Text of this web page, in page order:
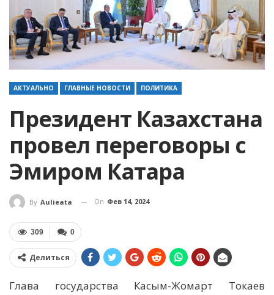
АКТУАЛЬНО ГЛАВНЫЕ НОВОСТИ ПОЛИТИКА
Президент Казахстана
провел переговоры с
Эмиром Катара
By Aulieata On Фев 14, 2024
0
309
Делиться
Глава государства Касым-Жомарт Токаев